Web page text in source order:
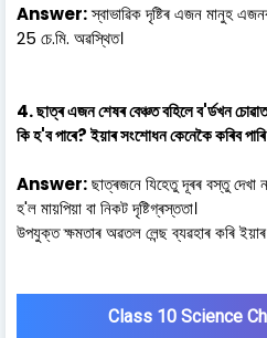
Answer:স্বাভাৱিক দৃষ্টিৰ এজন মানুহ
25 চে.মি. অৱস্থিত।
4. ছাত্ৰ এজন শেষৰ বেঞ্চত বহিলে ব'ৰ্ডখন
কি হ'ব পাৰে? ইয়াৰ সংশোধন কেনেকৈ কৰিব
Answer:ছাত্ৰজনে যিহেতু দূৰৰ বস্তু দেখা
হ'ল মায়পিয়া বা নিকট দৃষ্টিগ্ৰস্ততা।
উপযুক্ত ক্ষমতাৰ অৱতল লেন্ছ ব্যৱহাৰ কৰি
Class 10 Science